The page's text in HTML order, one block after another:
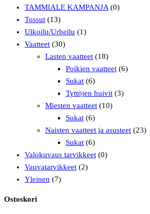
TAMMIALE KAMPANJA (0)
Tossut (13)
Ulkoilu/Urheilu (1)
Vaatteet (30)
Lasten vaatteet (18)
Poikien vaatteet (6)
Sukat (6)
Tyttöjen huivit (3)
Miesten vaatteet (10)
Sukat (6)
Naisten vaatteet ja asusteet (23)
Sukat (6)
Valokuvaus tarvikkeet (0)
Vauvatarvikkeet (2)
Yleinen (7)
Ostoskori